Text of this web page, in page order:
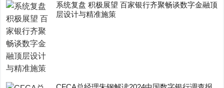
系统复盘 积极展望 百家银行齐聚畅谈数字金融顶
层设计与精准施策